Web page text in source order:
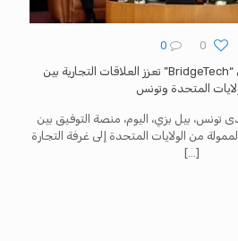
0
0
منصة التوفيق التجاري “BridgeTech” تعزز العلاقات التجارية بين
المتحدة وتونس
تونس، بيل بزي، اليوم، منصة التوفيق بين
[…]